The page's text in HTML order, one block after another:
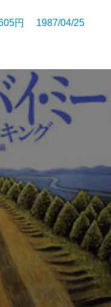
円 1987/04/25